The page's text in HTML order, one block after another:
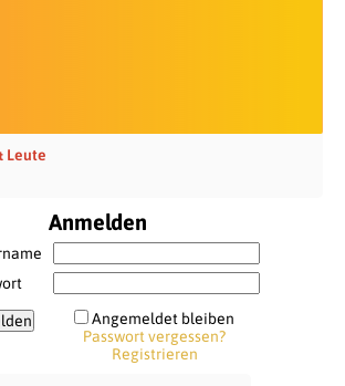
Leute
Anmelden
Angemeldet bleiben
Passwort vergessen?
Registrieren